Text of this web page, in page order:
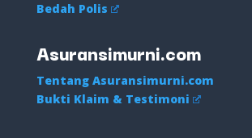
Bedah Polis
Asuransimurni.com
Tentang Asuransimurni.com
Bukti Klaim & Testimoni